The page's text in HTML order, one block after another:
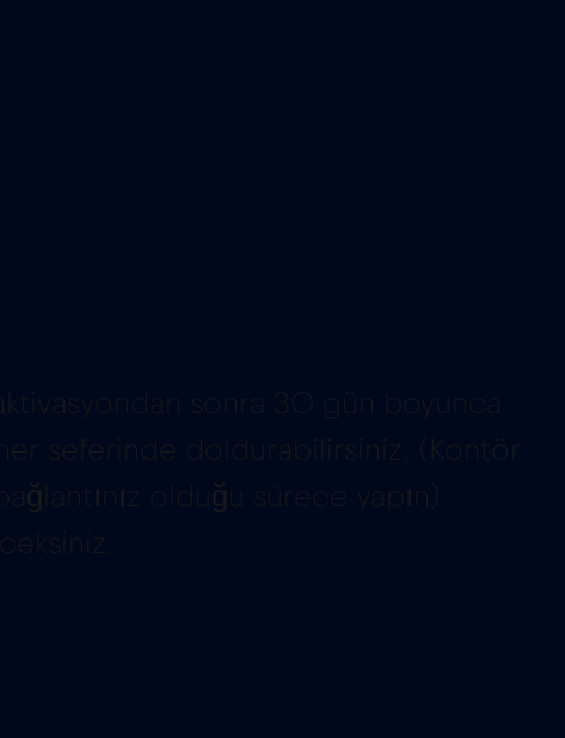
aktivasyondan sonra 30 gün boyunca
seferinde doldurabilirsiniz. (Kontör
olduğu sürece yapın)